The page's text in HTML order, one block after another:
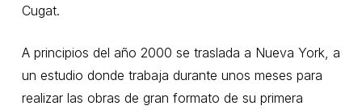
Cugat.
A principios del año 2000 se traslada a Nueva York, a
un estudio donde trabaja durante unos meses para
realizar las obras de gran formato de su primera